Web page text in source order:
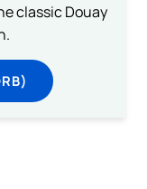
classic Douay